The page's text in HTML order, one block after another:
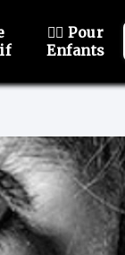
🙋‍♂️ Pour
Enfants